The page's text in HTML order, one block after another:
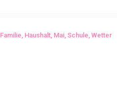
Familie, Haushalt, Mai, Schule, Wetter